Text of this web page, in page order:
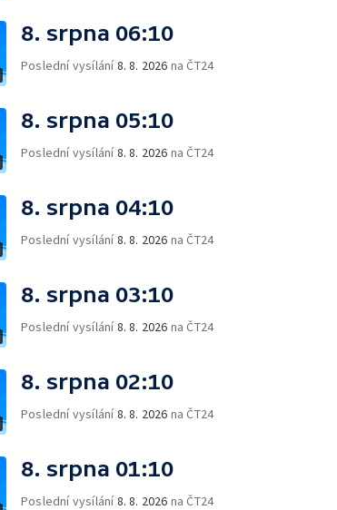
8. srpna 06:10
Poslední vysílání8. 8. 2026 na ČT24
8. srpna 05:10
Poslední vysílání8. 8. 2026 na ČT24
8. srpna 04:10
Poslední vysílání8. 8. 2026 na ČT24
8. srpna 03:10
Poslední vysílání8. 8. 2026 na ČT24
8. srpna 02:10
Poslední vysílání8. 8. 2026 na ČT24
8. srpna 01:10
Poslední vysílání8. 8. 2026 na ČT24